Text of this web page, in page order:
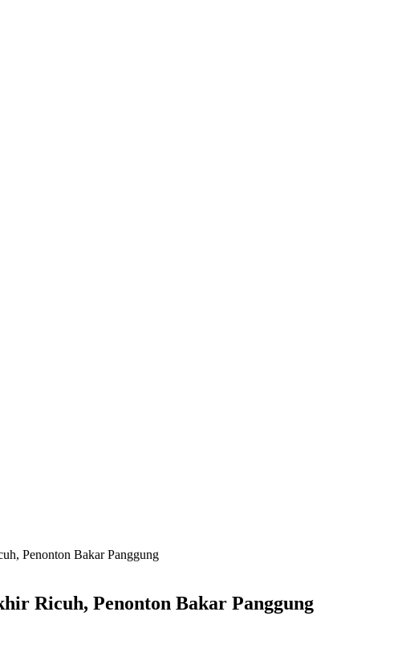
Penonton Bakar Panggung
Ricuh, Penonton Bakar Panggung